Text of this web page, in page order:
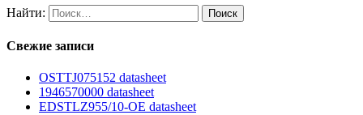
Найти:
Свежие записи
OSTTJ075152 datasheet
1946570000 datasheet
EDSTLZ955/10-OE datasheet